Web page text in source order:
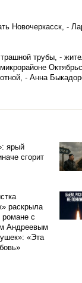
Новочеркасск, -
трубы, -
- Анна
ярый
сгорит
раскрыла
романе с
Андреевым
«Эта